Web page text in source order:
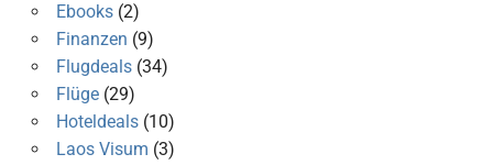
Ebooks(2)
Finanzen (9)
Flugdeals(34)
Flüge(29)
Hoteldeals(10)
Laos Visum (3)